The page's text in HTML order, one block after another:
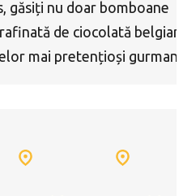
găsiți nu doar bomboane
de ciocolată
mai pretențioși